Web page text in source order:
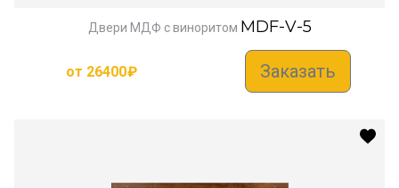
Двери МДФ с виноритом MDF-V-5
от 26400₽ Заказать